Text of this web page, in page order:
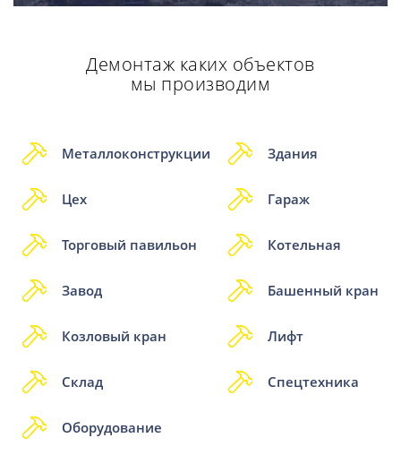
Демонтаж каких объектов
мы производим
Металлоконструкции
Цех
Торговый павильон
Завод
Козловый кран
Склад
Здания
Гараж
Котельная
Башенный кран
Лифт
Спецтехника
Оборудование